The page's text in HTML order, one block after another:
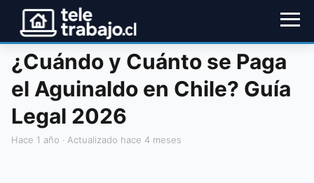
¿Cuándo y Cuánto se Paga
el Aguinaldo en Chile? Guía
Legal 2026
hace 1 año · Actualizado hace 4 meses